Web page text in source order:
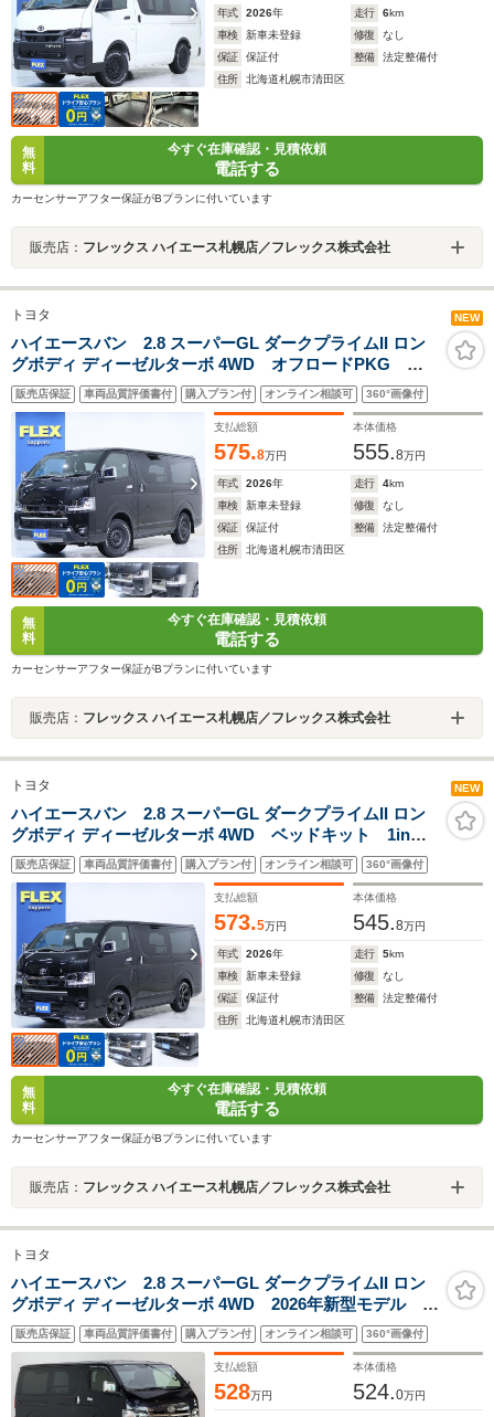
年式 2026年 走行 6km
車検
新車未登録 修復
なし
保証
保証付 整備
法定整備付
住所
北海道札幌市清田区
無
料
今すぐ在庫確認・見積依頼
電話する
カーセンサーアフター保証がBプランに付いています
販売店： フレックス ハイエース札幌店／フレックス株式会社
トヨタ NEW
ハイエースバン 2.8 スーパーGL ダークプライムII ロン
グボディ ディーゼルターボ 4WD オフロードPKG ベ
ットキット フロントスポイラー リアスポイラー バ
ットフェイスボンネット オーバーフェンダー ホイー
ル16in タイヤ16in LEDテール ETC 寒冷地仕様 パ
ワスラ デジタルインナーミラー
販売店保証 車両品質評価書付 購入プラン付 オンライン相談可 360°画像付
支払総額
575.8万円
本体価格
555.8万円
年式 2026年 走行 4km
車検
新車未登録 修復
なし
保証
保証付 整備
法定整備付
住所
北海道札幌市清田区
無
料
今すぐ在庫確認・見積依頼
電話する
カーセンサーアフター保証がBプランに付いています
販売店： フレックス ハイエース札幌店／フレックス株式会社
トヨタ NEW
ハイエースバン 2.8 スーパーGL ダークプライムII ロン
グボディ ディーゼルターボ 4WD ベッドキット 1inロ
ーダウン フロントスポイラー リアスポイラー オーバーフ
ェンダー ホイール17in タイヤ17in 前後バンプストップ
ブラックマイカ 寒冷地仕様 パワースライドドア デジタ
ルインナーミラー ETC
販売店保証 車両品質評価書付 購入プラン付 オンライン相談可 360°画像付
支払総額
573.5万円
本体価格
545.8万円
年式 2026年 走行 5km
車検
新車未登録 修復
なし
保証
保証付 整備
法定整備付
住所
北海道札幌市清田区
無
料
今すぐ在庫確認・見積依頼
電話する
カーセンサーアフター保証がBプランに付いています
販売店： フレックス ハイエース札幌店／フレックス株式会社
トヨタ
ハイエースバン 2.8 スーパーGL ダークプライムII ロン
グボディ ディーゼルターボ 4WD 2026年新型モデル ス
パークリングブラック 専用8インチコネクトナビ
HDMI入力端子 15インチアルミホイール パノラミック
ビューモニター デジタルインナーミラー 両側パワー
スライドドア 前席シートヒーター
販売店保証 車両品質評価書付 購入プラン付 オンライン相談可 360°画像付
支払総額
528万円
本体価格
524.0万円